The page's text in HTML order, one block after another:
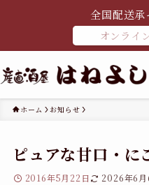
全国配送承
オンライ
ホーム お知らせ
ピュアな甘口・に
2016年5月22日 2026年6月